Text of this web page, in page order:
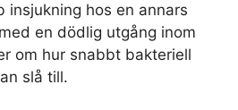
insjukning hos en annars
en dödlig utgång inom
om hur snabbt bakteriell
slå till.